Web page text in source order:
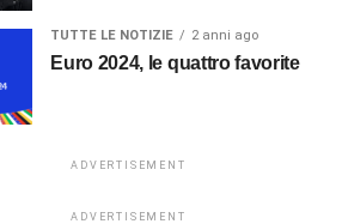
TUTTE LE NOTIZIE 2 anni ago
Euro 2024, le quattro favorite
ADVERTISEMENT
ADVERTISEMENT